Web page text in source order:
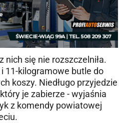
nich się nie rozszczelniła.
11-kilogramowe butle do
koszy. Niedługo przyjedzie
je zabierze - wyjaśnia
z komendy powiatowej